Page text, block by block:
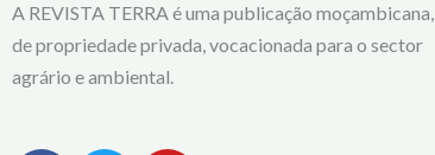
A REVISTA TERRA é uma publicação moçambicana,
de propriedade privada, vocacionada para o sector
agrário e ambiental.